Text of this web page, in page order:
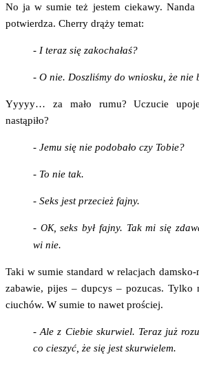
No ja w sumie też jestem cie­ka­wy. Nan­da
potwier­dza. Cher­ry drą­ży temat:
- I teraz się zakochałaś?
- O nie. Doszli­śmy do wnio­sku, że nie
Yyy­yy… za mało rumu? Uczu­cie
nastąpiło?
- Jemu się nie podo­ba­ło czy Tobie?
- To nie tak.
- Seks jest prze­cież fajny.
- OK, seks był faj­ny. Tak mi się
wi nie.
Taki w sumie stan­dard w rela­cjach
zaba­wie, pijes – dup­cys – pozu­cas. Tyl­ko
ciu­chów. W sumie to nawet prościej.
- Ale z Cie­bie skur­wiel. Teraz już
co cie­szyć, że się jest skurwielem.